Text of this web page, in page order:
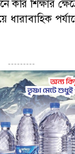
শিক্ষার
ধারাবাহিক
---------